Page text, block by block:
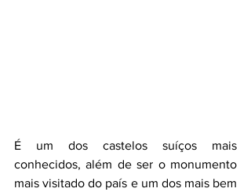
É um dos castelos suíços mais
conhecidos, além de ser o monumento
mais visitado do país e um dos mais bem